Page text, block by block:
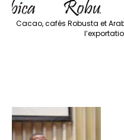
Cacao, cafés Robusta et